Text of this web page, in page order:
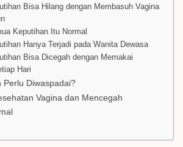
Bisa Hilang dengan Membasuh Vagina
Keputihan Itu Normal
Hanya Terjadi pada Wanita Dewasa
Bisa Dicegah dengan Memakai
Hari
Perlu Diwaspadai?
Vagina dan Mencegah